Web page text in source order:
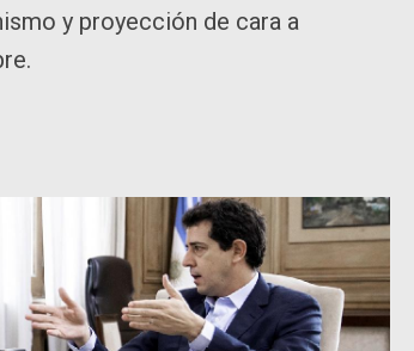
y proyección de cara a